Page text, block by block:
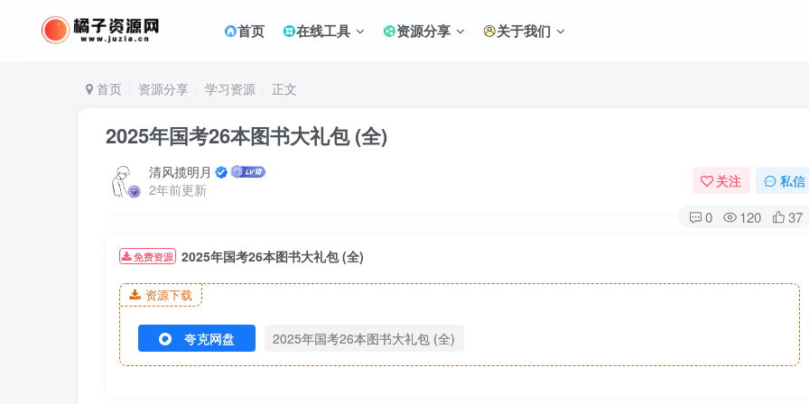
首页 在线工具 资源分享 关于我们
首页 资源分享 学习资源 正文
2025年国考26本图书大礼包 (全)
清风揽明月
2年前更新
关注 私信
0 120 37
免费资源 2025年国考26本图书大礼包 (全)
资源下载
夸克网盘 2025年国考26本图书大礼包 (全)